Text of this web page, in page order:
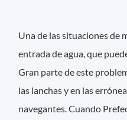
Una de las situaciones de
entrada de agua, que
Gran parte de este
las lanchas y en las
navegantes. Cuando